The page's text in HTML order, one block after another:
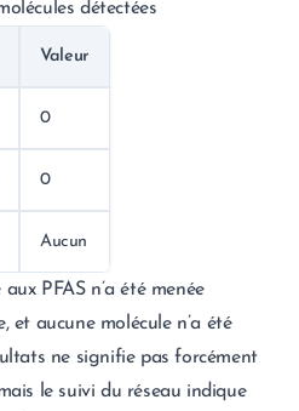
détectées
Valeur
0
0
Aucun
PFAS n’a été menée
et aucune molécule n’a été
ne signifie pas forcément
le suivi du réseau indique